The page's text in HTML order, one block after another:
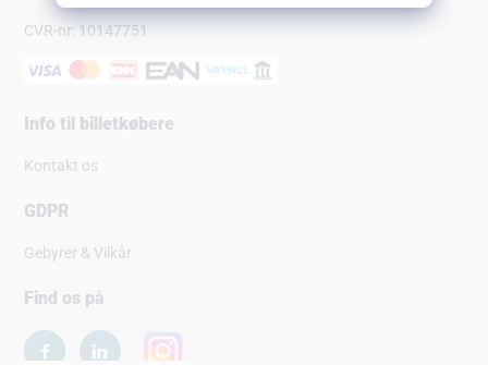
CVR-nr: 10147751
Info til billetkøbere
Kontakt os
GDPR
Gebyrer & Vilkår
Find os på